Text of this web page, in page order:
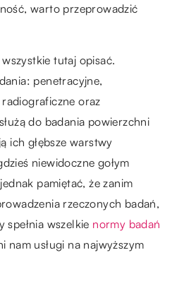
warto przeprowadzić
tutaj opisać.
penetracyjne,
oraz
do badania powierzchni
ich głębsze warstwy
niewidoczne gołym
pamiętać, że zanim
rzeczonych badań,
spełnia wszelkie normy badań
nam usługi na najwyższym